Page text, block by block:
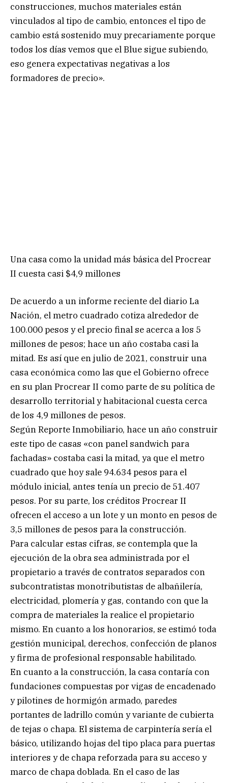
construcciones, muchos materiales están
vinculados al tipo de cambio, entonces el tipo de
cambio está sostenido muy precariamente porque
todos los días vemos que el Blue sigue subiendo,
eso genera expectativas negativas a los
formadores de precio».
Una casa como la unidad más básica del Procrear
II cuesta casi $4,9 millones
De acuerdo a un informe reciente del diario La
Nación, el metro cuadrado cotiza alrededor de
100.000 pesos y el precio final se acerca a los 5
millones de pesos; hace un año costaba casi la
mitad. Es así que en julio de 2021, construir una
casa económica como las que el Gobierno ofrece
en su plan Procrear II como parte de su política de
desarrollo territorial y habitacional cuesta cerca
de los 4,9 millones de pesos.
Según Reporte Inmobiliario, hace un año construir
este tipo de casas «conpanel sandwich para
fachadas» costaba casi la mitad, ya que el metro
cuadrado que hoy sale 94.634 pesos para el
módulo inicial, antes tenía un precio de 51.407
pesos. Por su parte, los créditos Procrear II
ofrecen el acceso a un lote y un monto en pesos de
3,5 millones de pesos para la construcción.
Para calcular estas cifras, se contempla que la
ejecución de la obra sea administrada por el
propietario a través de contratos separados con
subcontratistas monotributistas de albañilería,
electricidad, plomería y gas, contando con que la
compra de materiales la realice el propietario
mismo. En cuanto a los honorarios, se estimó toda
gestión municipal, derechos, confección de planos
y firma de profesional responsable habilitado.
En cuanto a la construcción, la casa contaría con
fundaciones compuestas por vigas de encadenado
y pilotines de hormigón armado, paredes
portantes de ladrillo común y variante de cubierta
de tejas o chapa. El sistema de carpintería sería el
básico, utilizando hojas del tipo placa para puertas
interiores y de chapa reforzada para su acceso y
marco de chapa doblada. En el caso de las